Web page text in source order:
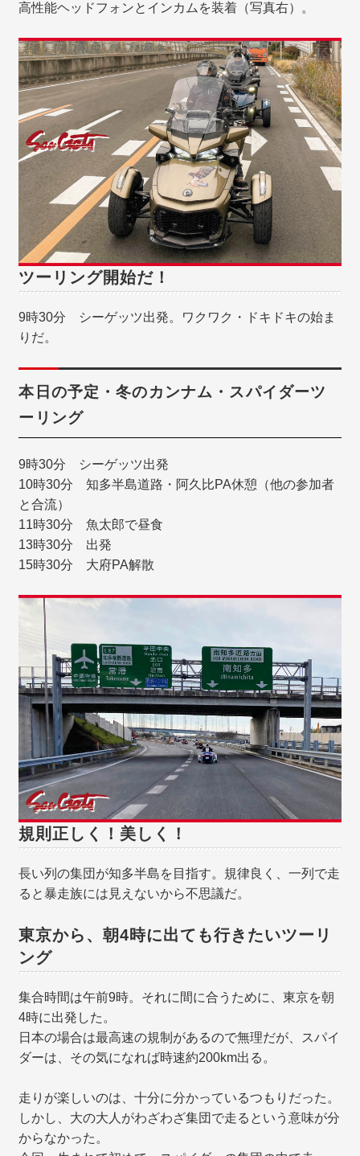
高性能ヘッドフォンとインカムを装着（写真右）。
ツーリング開始だ！
9時30分 シーゲッツ出発。ワクワク・ドキドキの始ま
りだ。
本日の予定・冬のカンナム・スパイダーツ
ーリング
9時30分 シーゲッツ出発
10時30分 知多半島道路・阿久比PA休憩（他の参加者
と合流）
11時30分 魚太郎で昼食
13時30分 出発
15時30分 大府PA解散
規則正しく！美しく！
長い列の集団が知多半島を目指す。規律良く、一列で走
ると暴走族には見えないから不思議だ。
東京から、朝4時に出ても行きたいツーリ
ング
集合時間は午前9時。それに間に合うために、東京を朝
4時に出発した。
日本の場合は最高速の規制があるので無理だが、スパイ
ダーは、その気になれば時速約200km出る。
走りが楽しいのは、十分に分かっているつもりだった。
しかし、大の大人がわざわざ集団で走るという意味が分
からなかった。